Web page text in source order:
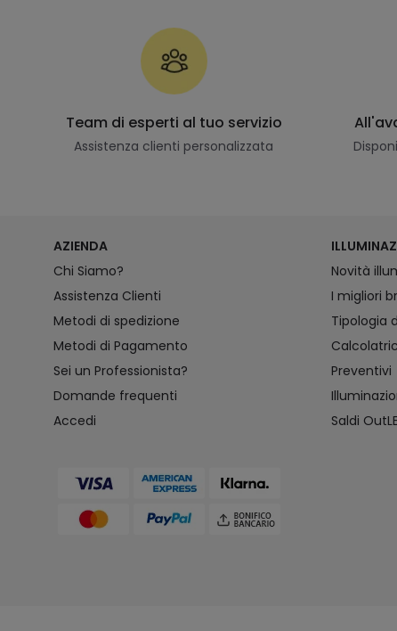
Team di esperti al tuo servizio
Assistenza clienti personalizzata
AZIENDA
Chi Siamo?
Assistenza Clienti
Metodi di spedizione
Metodi di Pagamento
Sei un Professionista?
Domande frequenti
Accedi
Novità
I migliori
Tipologia
Preventivi
Saldi